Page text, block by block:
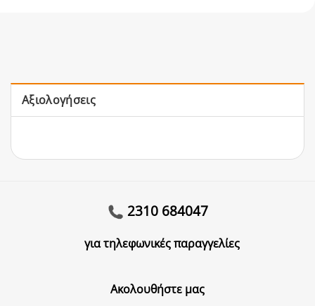
Αξιολογήσεις
2310 684047
για τηλεφωνικές παραγγελίες
Ακολουθήστε μας